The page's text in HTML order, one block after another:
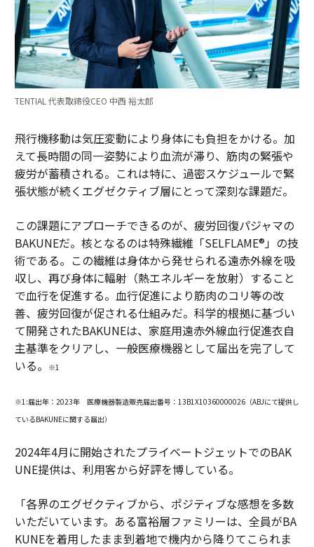
TENTIAL 代表取締役CEO 中西 裕太郎
飛行機移動は気圧変動により身体にも負担をかける。加
えて長時間の同一姿勢により血流が滞り、筋肉の緊張や
疲労が蓄積される。これは特に、過密スケジュールで緊
張状態が続くエグゼクティブ層にとって深刻な課題だ。
この課題にアプローチできるのが、疲労回復パジャマの
BAKUNEだ。核となるのは特殊繊維「SELFLAME®」の技
術である。この繊維は身体から発せられる遠赤外線を吸
収し、再び身体に輻射（熱エネルギーを放射）すること
で血行を促進する。血行促進により筋肉のコリ等の改
善、疲労回復が促される仕組みだ。科学的根拠に基づい
て開発されたBAKUNEは、家庭用遠赤外線血行促進衣自
主基準をクリアし、一般医療機器として届出を完了して
いる。
※1
※1:届出年：2023年 医療機器製造販売届出番号：13B1X10360000026（ABJにて提供し
ているBAKUNEに関する届出）
2024年4月に開始されたプライベートジェットでのBAK
UNE提供は、利用客から好評を博している。
「各界のエグゼクティブから、ポジティブな感想を多数
いただいています。ある富裕層ファミリーは、全員がBA
KUNEを着用したまま到着地で機内から降りてこられま